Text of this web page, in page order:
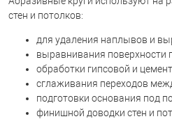
стен и потолков:
для удаления наплывов и
выравнивания поверхности
обработки гипсовой и
сглаживания переходов
подготовки основания под
финишной доводки стен и